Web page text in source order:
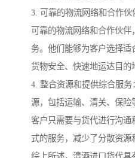
3. 可靠的物流网络和合作
可靠的物流网络和合作伙
务。他们能够为客户选择
货物安全、快速地运达目的
4. 整合资源和提供综合服
源，包括运输、清关、保险
客户只需要与货代进行沟
式的服务，减少了分散资源
综上所述，清酒进口货代